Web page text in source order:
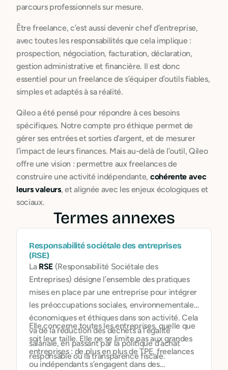
parcours professionnels sur mesure.
Être freelance, c’est aussi devenir chef d’entreprise,
avec toutes les responsabilités que cela implique :
prospection, négociation, facturation, déclaration,
gestion administrative et financière. Il est donc
essentiel pour un freelance de s’équiper d’outils fiables,
simples et adaptés à sa réalité.
Qileo a été pensé pour répondre à ces besoins
spécifiques. Notre compte pro éthique permet de
gérer ses entrées et sorties d’argent, et de mesurer
l’impact de leurs finances. Mais au-delà de l’outil, Qileo
offre une vision : permettre aux freelances de
construire une activité indépendante, cohérente avec
leurs valeurs, et alignée avec les enjeux écologiques et
sociaux.
Termes annexes
Responsabilité sociétale des entreprises
(RSE)
La RSE (Responsabilité Sociétale des
Entreprises) désigne l’ensemble des pratiques
mises en place par une entreprise pour intégrer
les préoccupations sociales, environnementales,
économiques et éthiques dans son activité. Cela
va de la réduction des déchets à l’égalité
salariale, en passant par la politique d’achat
responsable ou la transparence fiscale.
Elle concerne toutes les entreprises, quelle que
soit leur taille. Elle ne se limite pas aux grandes
entreprises : de plus en plus de TPE, freelances
ou indépendants s’engagent dans des